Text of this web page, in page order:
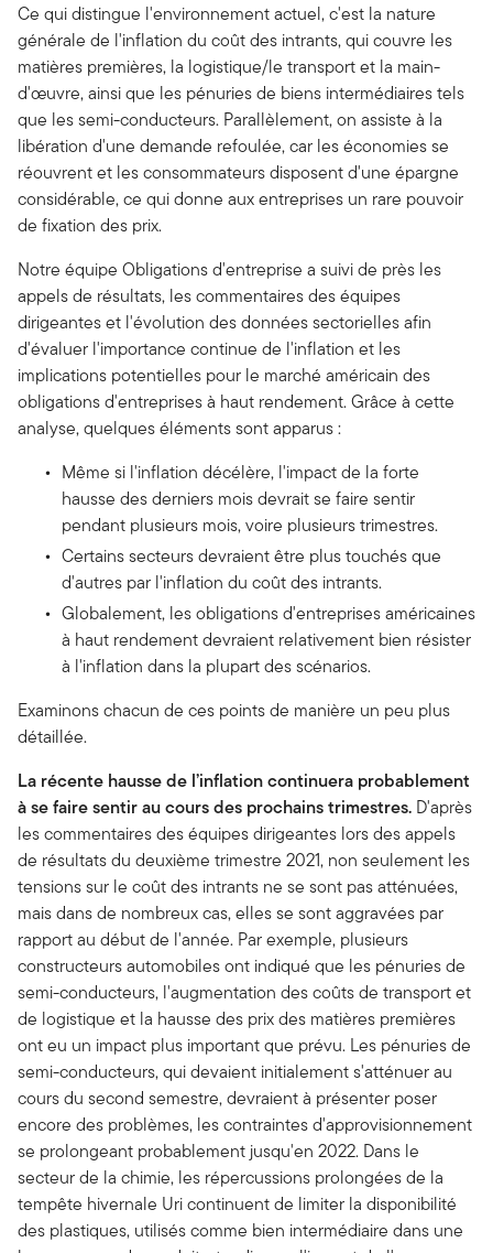
Ce qui distingue l'environnement actuel, c'est la nature
générale de l'inflation du coût des intrants, qui couvre les
matières premières, la logistique/le transport et la main-
d'œuvre, ainsi que les pénuries de biens intermédiaires tels
que les semi-conducteurs. Parallèlement, on assiste à la
libération d'une demande refoulée, car les économies se
réouvrent et les consommateurs disposent d'une épargne
considérable, ce qui donne aux entreprises un rare pouvoir
de fixation des prix.
Notre équipe Obligations d'entreprise a suivi de près les
appels de résultats, les commentaires des équipes
dirigeantes et l'évolution des données sectorielles afin
d'évaluer l'importance continue de l'inflation et les
implications potentielles pour le marché américain des
obligations d'entreprises à haut rendement. Grâce à cette
analyse, quelques éléments sont apparus :
Même si l'inflation décélère, l'impact de la forte
hausse des derniers mois devrait se faire sentir
pendant plusieurs mois, voire plusieurs trimestres.
Certains secteurs devraient être plus touchés que
d'autres par l'inflation du coût des intrants.
Globalement, les obligations d'entreprises américaines
à haut rendement devraient relativement bien résister
à l'inflation dans la plupart des scénarios.
Examinons chacun de ces points de manière un peu plus
détaillée.
La récente hausse de l’inflation continuera probablement
à se faire sentir au cours des prochains trimestres. D'après
les commentaires des équipes dirigeantes lors des appels
de résultats du deuxième trimestre 2021, non seulement les
tensions sur le coût des intrants ne se sont pas atténuées,
mais dans de nombreux cas, elles se sont aggravées par
rapport au début de l'année. Par exemple, plusieurs
constructeurs automobiles ont indiqué que les pénuries de
semi-conducteurs, l'augmentation des coûts de transport et
de logistique et la hausse des prix des matières premières
ont eu un impact plus important que prévu. Les pénuries de
semi-conducteurs, qui devaient initialement s'atténuer au
cours du second semestre, devraient à présenter poser
encore des problèmes, les contraintes d'approvisionnement
se prolongeant probablement jusqu'en 2022. Dans le
secteur de la chimie, les répercussions prolongées de la
tempête hivernale Uri continuent de limiter la disponibilité
des plastiques, utilisés comme bien intermédiaire dans une